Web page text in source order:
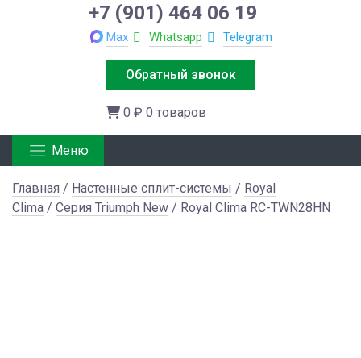
+7 (901) 464 06 19
Max Whatsapp Telegram
Обратный звонок
0 ₽ 0 товаров
Меню
Главная / Настенные сплит-системы / Royal
Clima / Серия Triumph New / Royal Clima RC-TWN28HN